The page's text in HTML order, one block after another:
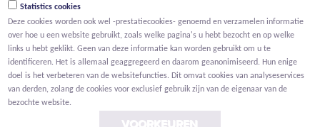
Statistics cookies
Deze cookies worden ook wel -prestatiecookies- genoemd en verzamelen informatie
over hoe u een website gebruikt, zoals welke pagina's u hebt bezocht en op welke
links u hebt geklikt. Geen van deze informatie kan worden gebruikt om u te
identificeren. Het is allemaal geaggregeerd en daarom geanonimiseerd. Hun enige
doel is het verbeteren van de websitefuncties. Dit omvat cookies van analyseservices
van derden, zolang de cookies voor exclusief gebruik zijn van de eigenaar van de
bezochte website.
VOORKEUREN